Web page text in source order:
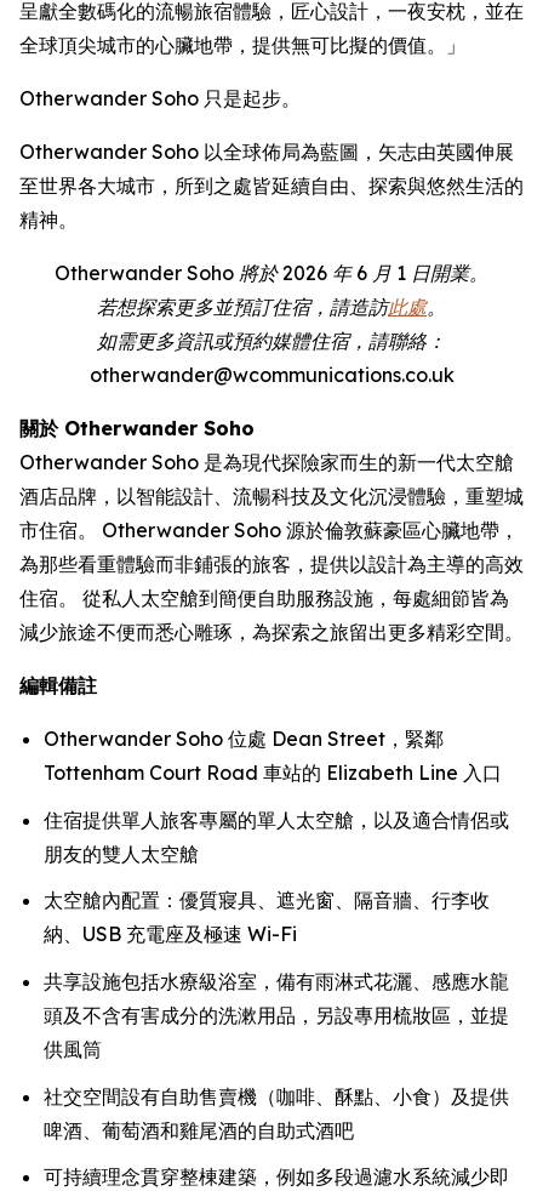
呈獻全數碼化的流暢旅宿體驗，匠心設計，一夜安枕，並在
全球頂尖城市的心臟地帶，提供無可比擬的價值。」
Otherwander Soho 只是起步。
Otherwander Soho 以全球佈局為藍圖，矢志由英國伸展
至世界各大城市，所到之處皆延續自由、探索與悠然生活的
精神。
Otherwander Soho 將於 2026 年 6 月 1 日開業。
若想探索更多並預訂住宿，請造訪此處。
如需更多資訊或預約媒體住宿，請聯絡：
otherwander@wcommunications.co.uk
關於 Otherwander Soho
Otherwander Soho 是為現代探險家而生的新一代太空艙
酒店品牌，以智能設計、流暢科技及文化沉浸體驗，重塑城
市住宿。 Otherwander Soho 源於倫敦蘇豪區心臟地帶，
為那些看重體驗而非鋪張的旅客，提供以設計為主導的高效
住宿。 從私人太空艙到簡便自助服務設施，每處細節皆為
減少旅途不便而悉心雕琢，為探索之旅留出更多精彩空間。
編輯備註
Otherwander Soho 位處 Dean Street，緊鄰
Tottenham Court Road 車站的 Elizabeth Line 入口
住宿提供單人旅客專屬的單人太空艙，以及適合情侶或
朋友的雙人太空艙
太空艙內配置：優質寢具、遮光窗、隔音牆、行李收
納、USB 充電座及極速 Wi-Fi
共享設施包括水療級浴室，備有雨淋式花灑、感應水龍
頭及不含有害成分的洗漱用品，另設專用梳妝區，並提
供風筒
社交空間設有自助售賣機（咖啡、酥點、小食）及提供
啤酒、葡萄酒和雞尾酒的自助式酒吧
可持續理念貫穿整棟建築，例如多段過濾水系統減少即